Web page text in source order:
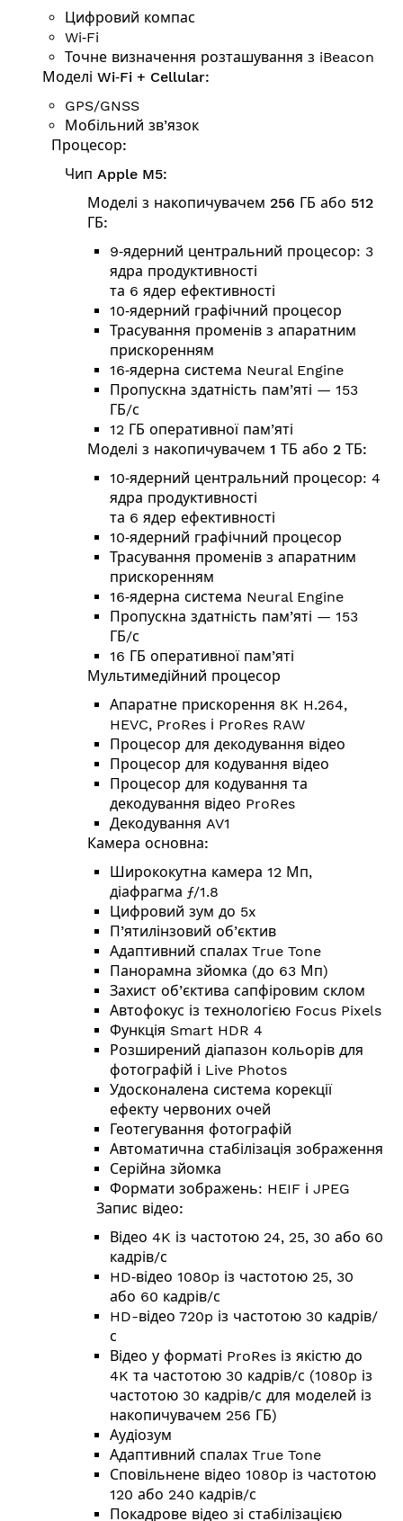
Цифровий компас
Wi‑Fi
Точне визначення розташування з iBeacon
Моделі Wi‑Fi + Cellular:
GPS/GNSS
Мобільний зв’язок
Процесор:
Чип Apple M5:
Моделі з накопичувачем 256 ГБ або 512
ГБ:
9‑ядерний центральний процесор: 3
ядра продуктивності
та 6 ядер ефективності
10‑ядерний графічний процесор
Трасування променів з апаратним
прискоренням
16‑ядерна система Neural Engine
Пропускна здатність пам’яті — 153
ГБ/с
12 ГБ оперативної пам’яті
Моделі з накопичувачем 1 ТБ або 2 ТБ:
10‑ядерний центральний процесор: 4
ядра продуктивності
та 6 ядер ефективності
10‑ядерний графічний процесор
Трасування променів з апаратним
прискоренням
16‑ядерна система Neural Engine
Пропускна здатність пам’яті — 153
ГБ/с
16 ГБ оперативної пам’яті
Мультимедійний процесор
Апаратне прискорення 8K H.264,
HEVC, ProRes і ProRes RAW
Процесор для декодування відео
Процесор для кодування відео
Процесор для кодування та
декодування відео ProRes
Декодування AV1
Камера основна:
Ширококутна камера 12 Мп,
діафрагма ƒ/1.8
Цифровий зум до 5x
П’ятилінзовий об’єктив
Адаптивний спалах True Tone
Панорамна зйомка (до 63 Мп)
Захист об’єктива сапфіровим склом
Автофокус із технологією Focus Pixels
Функція Smart HDR 4
Розширений діапазон кольорів для
фотографій і Live Photos
Удосконалена система корекції
ефекту червоних очей
Геотегування фотографій
Автоматична стабілізація зображення
Серійна зйомка
Формати зображень: HEIF і JPEG
Запис відео:
Відео 4K із частотою 24, 25, 30 або 60
кадрів/с
HD‑відео 1080p із частотою 25, 30
або 60 кадрів/с
HD-відео 720p із частотою 30 кадрів/
с
Відео у форматі ProRes із якістю до
4K та частотою 30 кадрів/с (1080p із
частотою 30 кадрів/с для моделей із
накопичувачем 256 ГБ)
Аудіозум
Адаптивний спалах True Tone
Сповільнене відео 1080p із частотою
120 або 240 кадрів/с
Покадрове відео зі стабілізацією